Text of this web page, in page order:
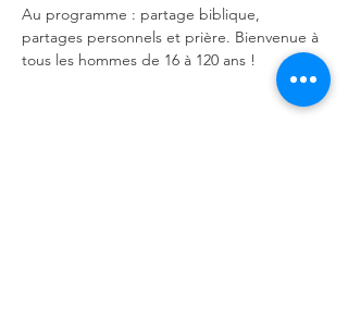
Au programme : partage biblique,
partages personnels et prière. Bienvenue à
tous les hommes de 16 à 120 ans !